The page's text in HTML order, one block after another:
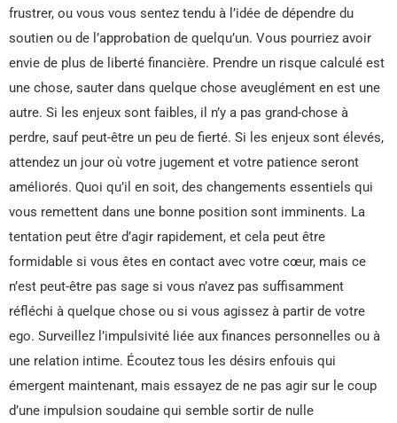
frustrer, ou vous vous sentez tendu à l’idée de dépendre du
soutien ou de l’approbation de quelqu’un. Vous pourriez avoir
envie de plus de liberté financière. Prendre un risque calculé est
une chose, sauter dans quelque chose aveuglément en est une
autre. Si les enjeux sont faibles, il n’y a pas grand-chose à
perdre, sauf peut-être un peu de fierté. Si les enjeux sont élevés,
attendez un jour où votre jugement et votre patience seront
améliorés. Quoi qu’il en soit, des changements essentiels qui
vous remettent dans une bonne position sont imminents. La
tentation peut être d’agir rapidement, et cela peut être
formidable si vous êtes en contact avec votre cœur, mais ce
n’est peut-être pas sage si vous n’avez pas suffisamment
réfléchi à quelque chose ou si vous agissez à partir de votre
ego. Surveillez l’impulsivité liée aux finances personnelles ou à
une relation intime. Écoutez tous les désirs enfouis qui
émergent maintenant, mais essayez de ne pas agir sur le coup
d’une impulsion soudaine qui semble sortir de nulle